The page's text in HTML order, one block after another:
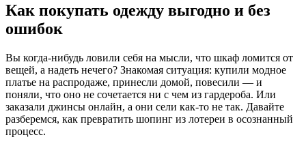
Как покупать одежду выгодно и без
ошибок
Вы когда-нибудь ловили себя на мысли, что шкаф ломится от
вещей, а надеть нечего? Знакомая ситуация: купили модное
платье на распродаже, принесли домой, повесили — и
поняли, что оно не сочетается ни с чем из гардероба. Или
заказали джинсы онлайн, а они сели как-то не так. Давайте
разберемся, как превратить шопинг из лотереи в осознанный
процесс.